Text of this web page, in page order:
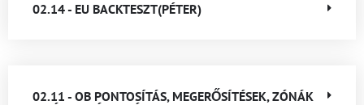
02.14 - EU BACKTESZT(PÉTER)
02.11 - OB PONTOSÍTÁS, MEGERŐSÍTÉSEK, ZÓNÁK